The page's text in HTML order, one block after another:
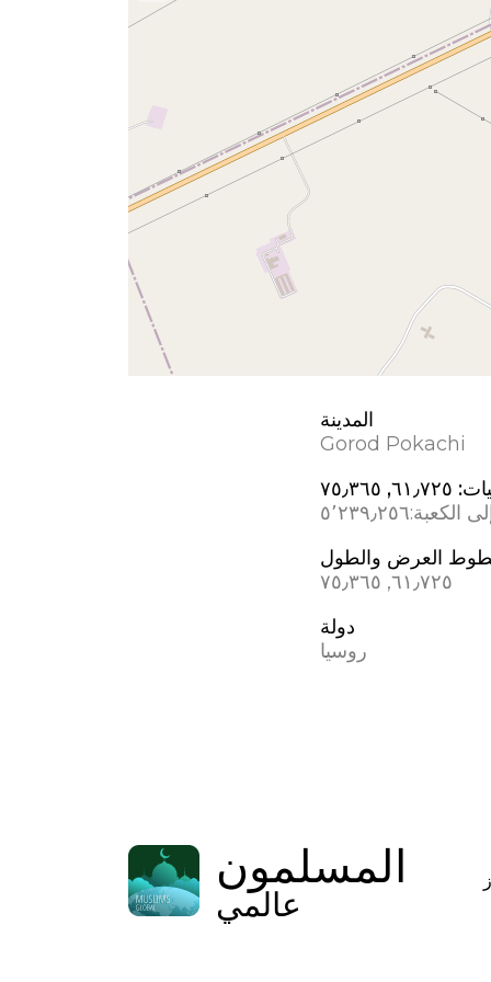
المدينة
Gorod Pokachi
٦١٫٧٢٥, ٧٥٫٣٦٥
الكعبة:٥٬٢٣٩٫٢٥٦
العرض والطول
٦١٫٧٢٥, ٧٥٫٣٦٥
دولة
روسيا
المسلمون
عالمي